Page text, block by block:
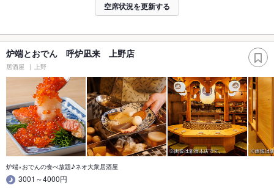
空席状況を更新する
炉端とおでん 呼炉凪来 上野店
居酒屋 上野
炉端×おでんの食べ放題♪ネオ大衆居酒屋
3001～4000円